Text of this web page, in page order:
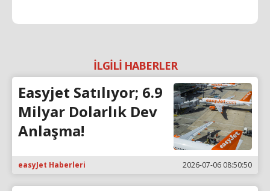
İLGİLİ HABERLER
Easyjet Satılıyor; 6.9
Milyar Dolarlık Dev
Anlaşma!
easyJet Haberleri 2026-07-06 08:50:50